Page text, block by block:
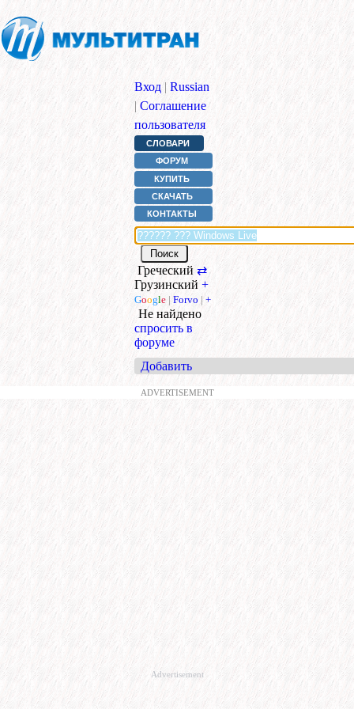
Вход | Russian
| Соглашение
пользователя
СЛОВАРИ
ФОРУМ
КУПИТЬ
СКАЧАТЬ
КОНТАКТЫ
Греческий ⇄
Грузинский +
Google | Forvo | +
Не найдено
спросить в
форуме
Добавить
ADVERTISEMENT
Advertisement